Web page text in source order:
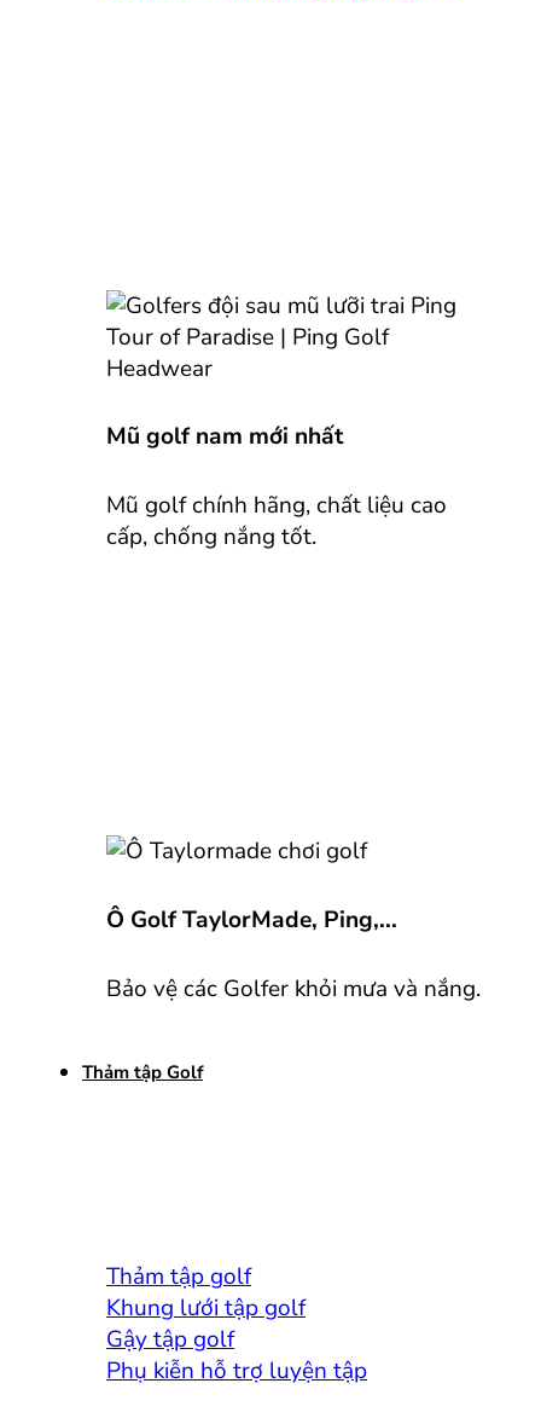
Mũ golf nam mới nhất
Mũ golf chính hãng, chất liệu cao
cấp, chống nắng tốt.
Ô Golf TaylorMade, Ping,...
Bảo vệ các Golfer khỏi mưa và nắng.
Thảm tập Golf
Thảm tập golf
Khung lưới tập golf
Gậy tập golf
Phụ kiễn hỗ trợ luyện tập